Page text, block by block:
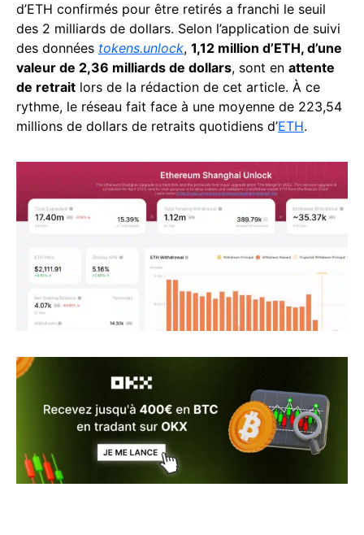
d’ETH confirmés pour être retirés a franchi le seuil
des 2 milliards de dollars. Selon l’application de suivi
des données tokens.unlock, 1,12 million d’ETH, d’une
valeur de 2,36 milliards de dollars, sont en attente
de retrait lors de la rédaction de cet article. À ce
rythme, le réseau fait face à une moyenne de 223,54
millions de dollars de retraits quotidiens d’ETH.